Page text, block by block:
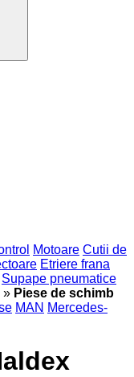
Motoare Cutii de
Etriere frana
Supape pneumatice
» Piese de schimb
MAN Mercedes-